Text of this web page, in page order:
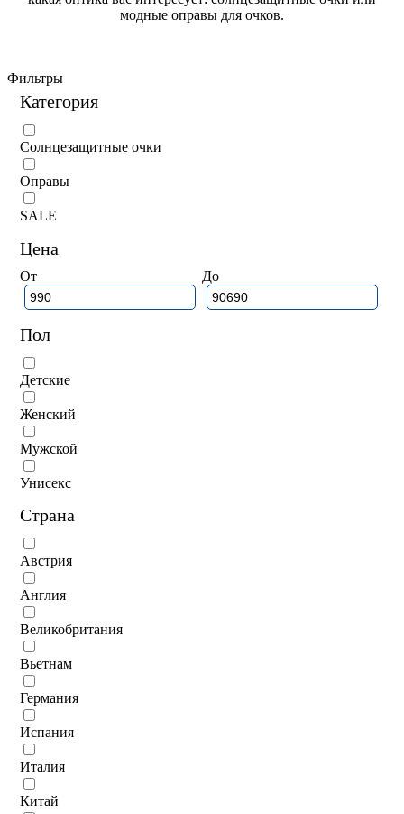
модные оправы для очков.
Фильтры
Категория
Солнцезащитные очки
Оправы
SALE
Цена
От До
Пол
Детские
Женский
Мужской
Унисекс
Страна
Австрия
Англия
Великобритания
Вьетнам
Германия
Испания
Италия
Китай